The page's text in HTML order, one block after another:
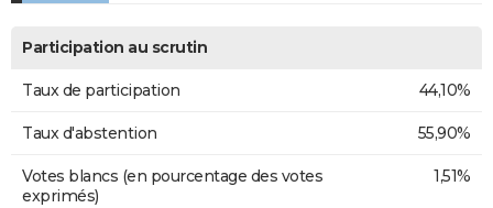
Participation au scrutin
Taux de participation 44,10%
Taux d'abstention 55,90%
Votes blancs (en pourcentage des votes
exprimés)
1,51%